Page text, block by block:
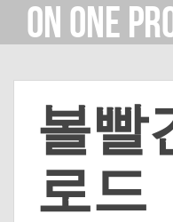
On One
볼빨
로드